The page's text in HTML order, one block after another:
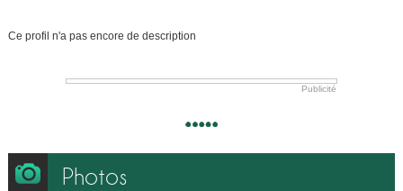
Ce profil n'a pas encore de description
Publicité
Photos